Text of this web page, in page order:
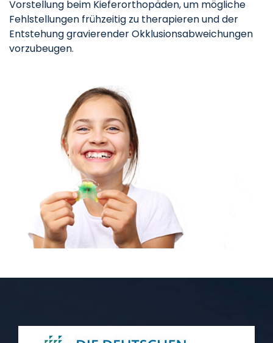
Vorstellung beim Kieferorthopäden, um mögliche
Fehlstellungen frühzeitig zu therapieren und der
Entstehung gravierender Okklusionsabweichungen
vorzubeugen.